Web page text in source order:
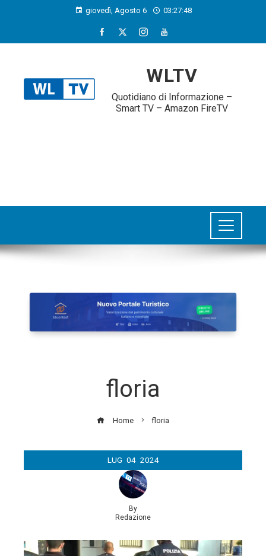
giovedì, Agosto 6 03:27:49
WLTV
Quotidiano di Informazione –
Smart TV – Amazon FireTV
floria
Home floria
LUG 04 2024
By
Redazione